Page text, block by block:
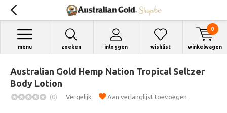
zoeken inloggen
menu wishlist winkelwagen
0
Australian Gold Hemp Nation Tropical Seltzer
Body Lotion
(0) Vergelijk Aan verlanglijst toevoegen